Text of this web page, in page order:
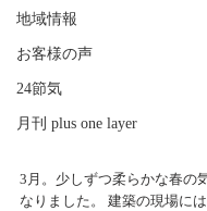
地域情報
お客様の声
24節気
月刊 plus one layer
3月。少しずつ柔らかな春の
なりました。 建築の現場に